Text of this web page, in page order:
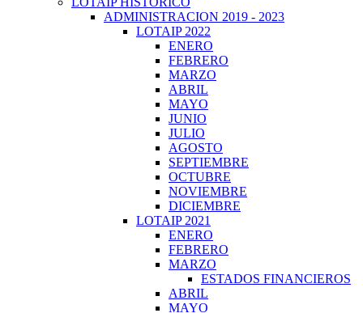
ADMINISTRACION 2019 - 2023
LOTAIP 2022
ENERO
FEBRERO
MARZO
ABRIL
MAYO
JUNIO
JULIO
AGOSTO
SEPTIEMBRE
OCTUBRE
NOVIEMBRE
DICIEMBRE
LOTAIP 2021
ENERO
FEBRERO
MARZO
ESTADOS FINANCIEROS
ABRIL
MAYO